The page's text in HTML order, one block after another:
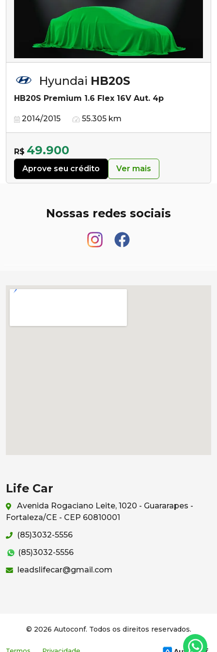
Hyundai HB20S
HB20S Premium 1.6 Flex 16V Aut. 4p
2014/2015 55.305 km
R$ 49.900
Aprove seu crédito Ver mais
Nossas redes sociais
Life Car
Avenida Rogaciano Leite, 1020 - Guararapes -
Fortaleza/CE - CEP 60810001
(85)3032-5556
(85)3032-5556
leadslifecar@gmail.com
© 2026 Autoconf. Todos os direitos reservados.